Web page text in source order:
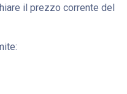
il prezzo corrente del